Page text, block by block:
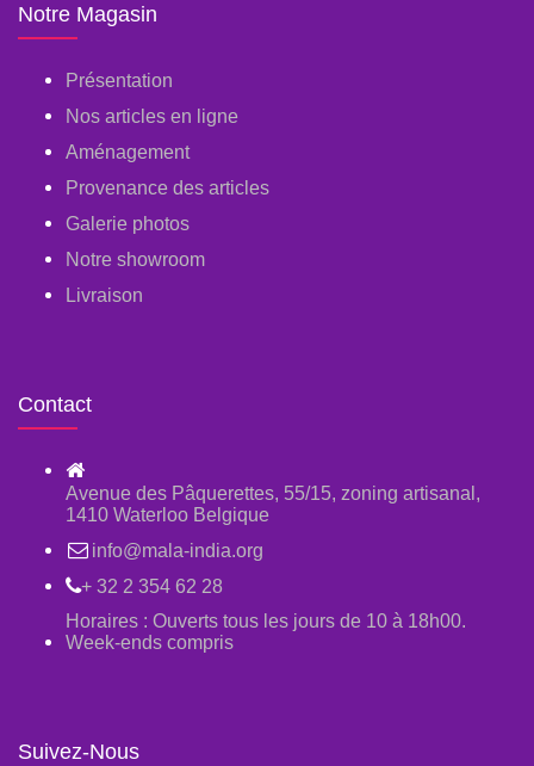
Notre Magasin
Présentation
Nos articles en ligne
Aménagement
Provenance des articles
Galerie photos
Notre showroom
Livraison
Contact
Avenue des Pâquerettes, 55/15, zoning artisanal,
1410 Waterloo Belgique
info@mala-india.org
+ 32 2 354 62 28
Horaires : Ouverts tous les jours de 10 à 18h00.
Week-ends compris
Suivez-Nous